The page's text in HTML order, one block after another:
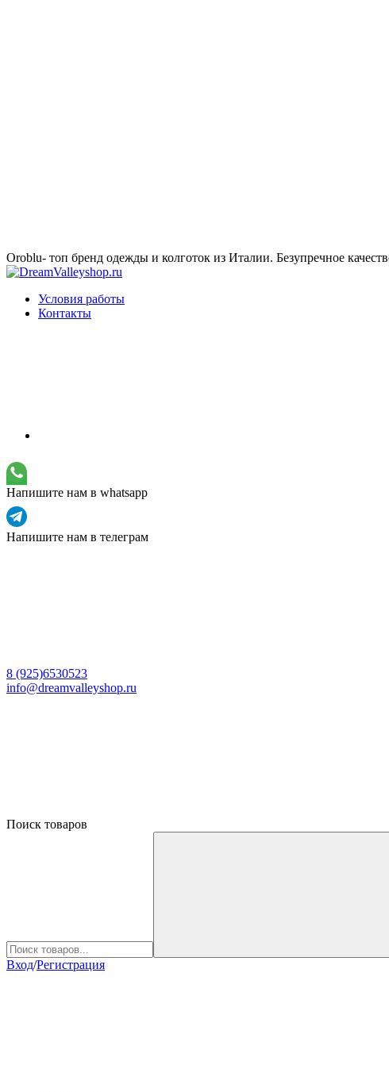
Oroblu- топ бренд одежды и колготок из Италии. Безупречное
Условия работы
Контакты
Напишите нам в whatsapp
Напишите нам в телеграм
8 (925)6530523
info@dreamvalleyshop.ru
Поиск товаров
Вход/Регистрация